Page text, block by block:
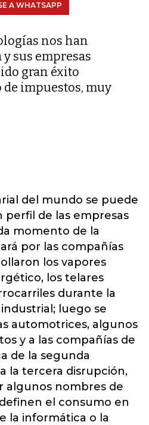
A WHATSAPP
nos han
sus empresas
gran éxito
impuestos, muy
del mundo se puede
de las empresas
momento de la
por las compañías
los vapores
los telares
durante la
luego se
automotrices, algunos
y a las compañías de
de la segunda
la tercera disrupción,
algunos nombres de
el consumo en
la informática o la